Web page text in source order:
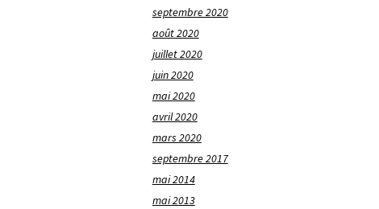
septembre 2020
août 2020
juillet 2020
juin 2020
mai 2020
avril 2020
mars 2020
septembre 2017
mai 2014
mai 2013